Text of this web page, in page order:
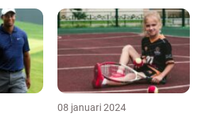
08 januari 2024